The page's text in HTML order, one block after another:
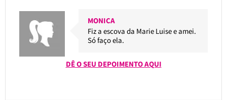
MONICA
Fiz a escova da Marie Luise e amei.
Só faço ela.
DÊ O SEU DEPOIMENTO AQUI